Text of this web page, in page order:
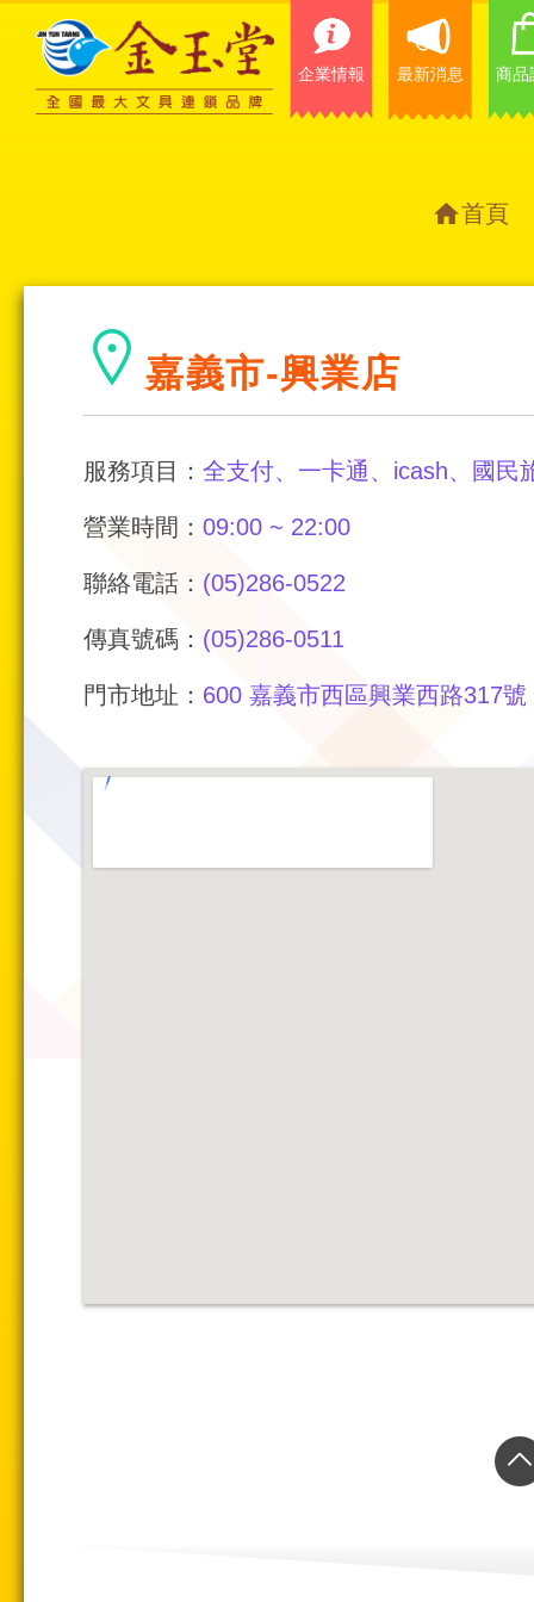
企業情報 最新消息 商品
首頁
嘉義市-興業店
服務項目： 全支付、一卡通、icash、國民
營業時間： 09:00 ~ 22:00
聯絡電話： (05)286-0522
傳真號碼： (05)286-0511
門市地址： 600 嘉義市西區興業西路317號